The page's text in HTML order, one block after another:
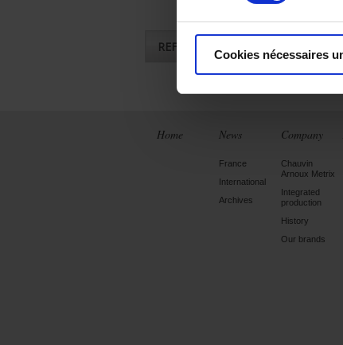
Cookies nécessaires
REFERENCES
Home News
France
International
Archives
Company
Chauvin
Arnoux Metrix
Integrated
production
History
Our brands